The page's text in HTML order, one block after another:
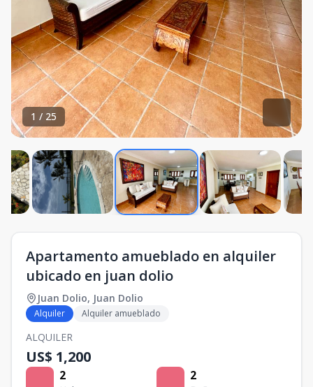
1 / 25
Apartamento amueblado en alquiler
ubicado en juan dolio
Juan Dolio, Juan Dolio
Alquiler Alquiler amueblado
ALQUILER
US$ 1,200
2 2